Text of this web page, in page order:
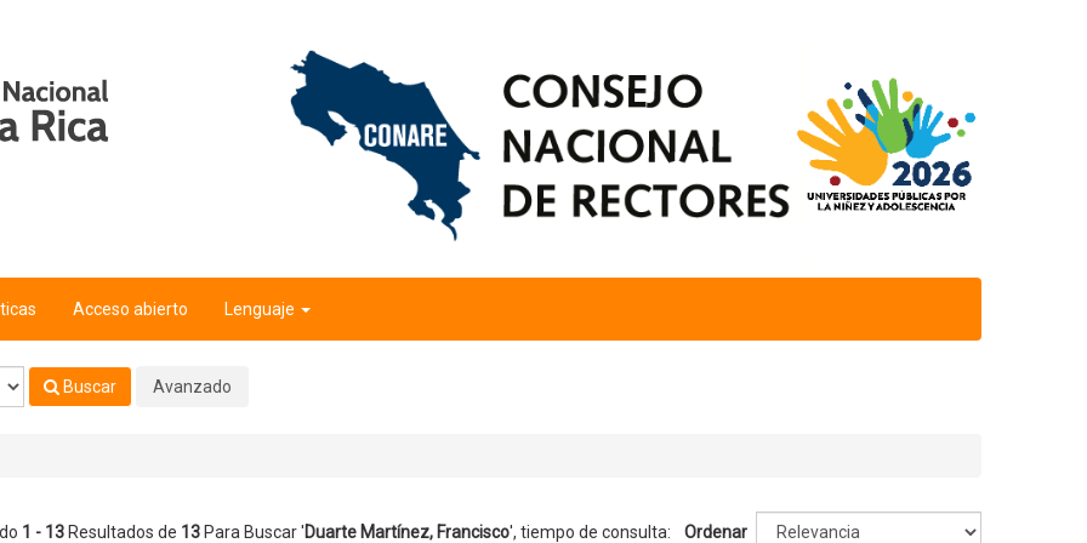
Acceso abierto Lenguaje
Buscar Avanzado
1 - 13Resultados de 13Para Buscar 'Duarte Martínez, Francisco', tiempo de consulta:
Ordenar